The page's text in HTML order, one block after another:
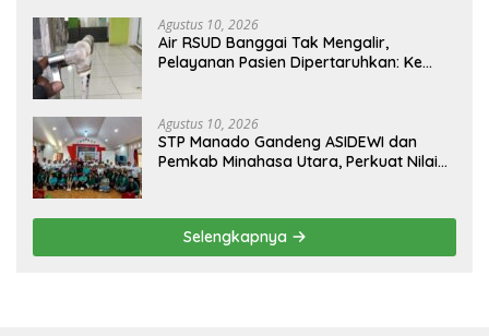
Agustus 10, 2026
Air RSUD Banggai Tak Mengalir,
Pelayanan Pasien Dipertaruhkan: Ke
Agustus 10, 2026
‎STP Manado Gandeng ASIDEWI dan
Pemkab Minahasa Utara, Perkuat Nilai
Selengkapnya